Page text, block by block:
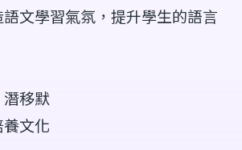
文學習氣氛，提升學生的語言
移默
文化